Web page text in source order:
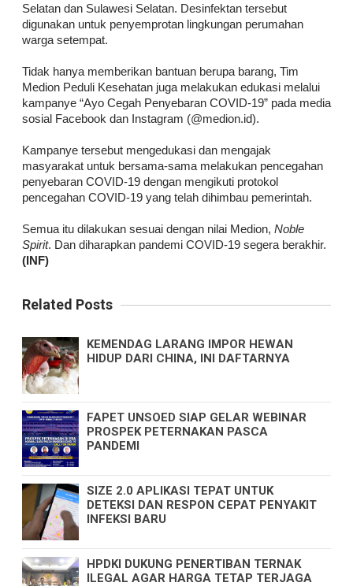
Selatan dan Sulawesi Selatan. Desinfektan tersebut
digunakan untuk penyemprotan lingkungan perumahan
warga setempat.
Tidak hanya memberikan bantuan berupa barang, Tim
Medion Peduli Kesehatan juga melakukan edukasi melalui
kampanye “Ayo Cegah Penyebaran COVID-19” pada media
sosial Facebook dan Instagram (@medion.id).
Kampanye tersebut mengedukasi dan mengajak
masyarakat untuk bersama-sama melakukan pencegahan
penyebaran COVID-19 dengan mengikuti protokol
pencegahan COVID-19 yang telah dihimbau pemerintah.
Semua itu dilakukan sesuai dengan nilai Medion, Noble
Spirit. Dan diharapkan pandemi COVID-19 segera berakhir.
(INF)
Related Posts
KEMENDAG LARANG IMPOR HEWAN
HIDUP DARI CHINA, INI DAFTARNYA
FAPET UNSOED SIAP GELAR WEBINAR
PROSPEK PETERNAKAN PASCA
PANDEMI
SIZE 2.0 APLIKASI TEPAT UNTUK
DETEKSI DAN RESPON CEPAT PENYAKIT
INFEKSI BARU
HPDKI DUKUNG PENERTIBAN TERNAK
ILEGAL AGAR HARGA TETAP TERJAGA